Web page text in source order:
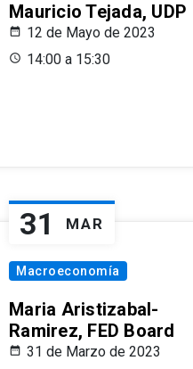
Mauricio Tejada, UDP
12 de Mayo de 2023
14:00 a 15:30
31 MAR
Macroeconomía
Maria Aristizabal-
Ramirez, FED Board
31 de Marzo de 2023